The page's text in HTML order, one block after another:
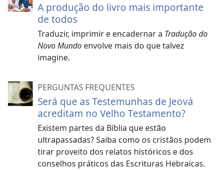
A produção do livro mais importante
de todos
Traduzir, imprimir e encadernar a Tradução do
Novo Mundo envolve mais do que talvez
imagine.
PERGUNTAS FREQUENTES
Será que as Testemunhas de Jeová
acreditam no Velho Testamento?
Existem partes da Bíblia que estão
ultrapassadas? Saiba como os cristãos podem
tirar proveito dos relatos históricos e dos
conselhos práticos das Escrituras Hebraicas.